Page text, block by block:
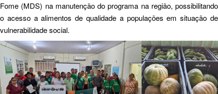
Fome (MDS) na manutenção do programa na região, possibilitando
o acesso a alimentos de qualidade a populações em situação de
vulnerabilidade social.